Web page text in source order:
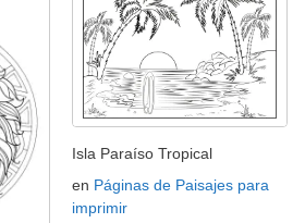
Isla Paraíso Tropical
en Páginas de Paisajes para
imprimir